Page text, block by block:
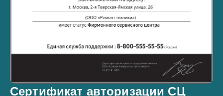
Сертификат авторизации СЦ